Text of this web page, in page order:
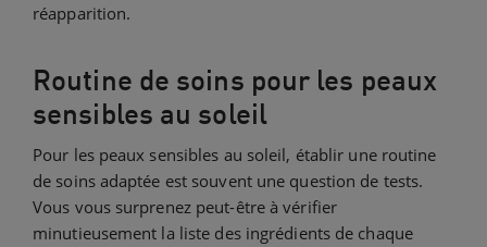
réapparition.
Routine de soins pour les peaux
sensibles au soleil
Pour les peaux sensibles au soleil, établir une routine
de soins adaptée est souvent une question de tests.
Vous vous surprenez peut-être à vérifier
minutieusement la liste des ingrédients de chaque